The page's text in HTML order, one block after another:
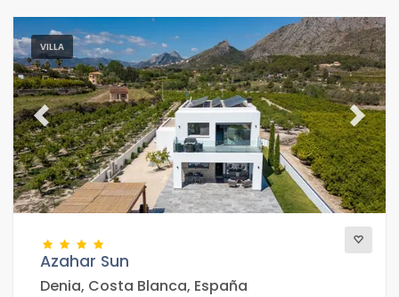
Confort
Servicios
Vistas
Categorías adicionales
VILLA
Previous Next
Azahar Sun
Denia, Costa Blanca, España